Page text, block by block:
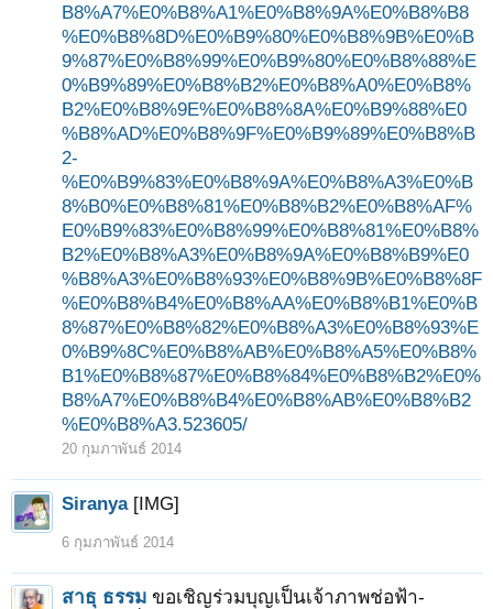
B8%A7%E0%B8%A1%E0%B8%9A%E0%B8%B8
%E0%B8%8D%E0%B9%80%E0%B8%9B%E0%B
9%87%E0%B8%99%E0%B9%80%E0%B8%88%E
0%B9%89%E0%B8%B2%E0%B8%A0%E0%B8%
B2%E0%B8%9E%E0%B8%8A%E0%B9%88%E0
%B8%AD%E0%B8%9F%E0%B9%89%E0%B8%B
2-
%E0%B9%83%E0%B8%9A%E0%B8%A3%E0%B
8%B0%E0%B8%81%E0%B8%B2%E0%B8%AF%
E0%B9%83%E0%B8%99%E0%B8%81%E0%B8%
B2%E0%B8%A3%E0%B8%9A%E0%B8%B9%E0
%B8%A3%E0%B8%93%E0%B8%9B%E0%B8%8F
%E0%B8%B4%E0%B8%AA%E0%B8%B1%E0%B
8%87%E0%B8%82%E0%B8%A3%E0%B8%93%E
0%B9%8C%E0%B8%AB%E0%B8%A5%E0%B8%
B1%E0%B8%87%E0%B8%84%E0%B8%B2%E0%
B8%A7%E0%B8%B4%E0%B8%AB%E0%B8%B2
%E0%B8%A3.523605/
20 กุมภาพันธ์ 2014
Siranya [IMG]
6 กุมภาพันธ์ 2014
สาธุ ธรรม ขอเชิญร่วมบุญเป็นเจ้าภาพช่อฟ้า-